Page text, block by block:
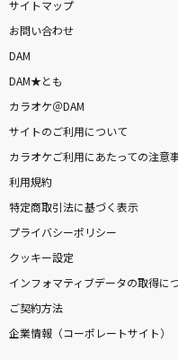
サイトマップ
お問い合わせ
DAM
DAM★とも
カラオケ＠DAM
サイトのご利用について
カラオケご利用にあたっての注意
利用規約
特定商取引法に基づく表示
プライバシーポリシー
クッキー設定
インフォマティブデータの取得に
ご契約方法
企業情報（コーポレートサイト）